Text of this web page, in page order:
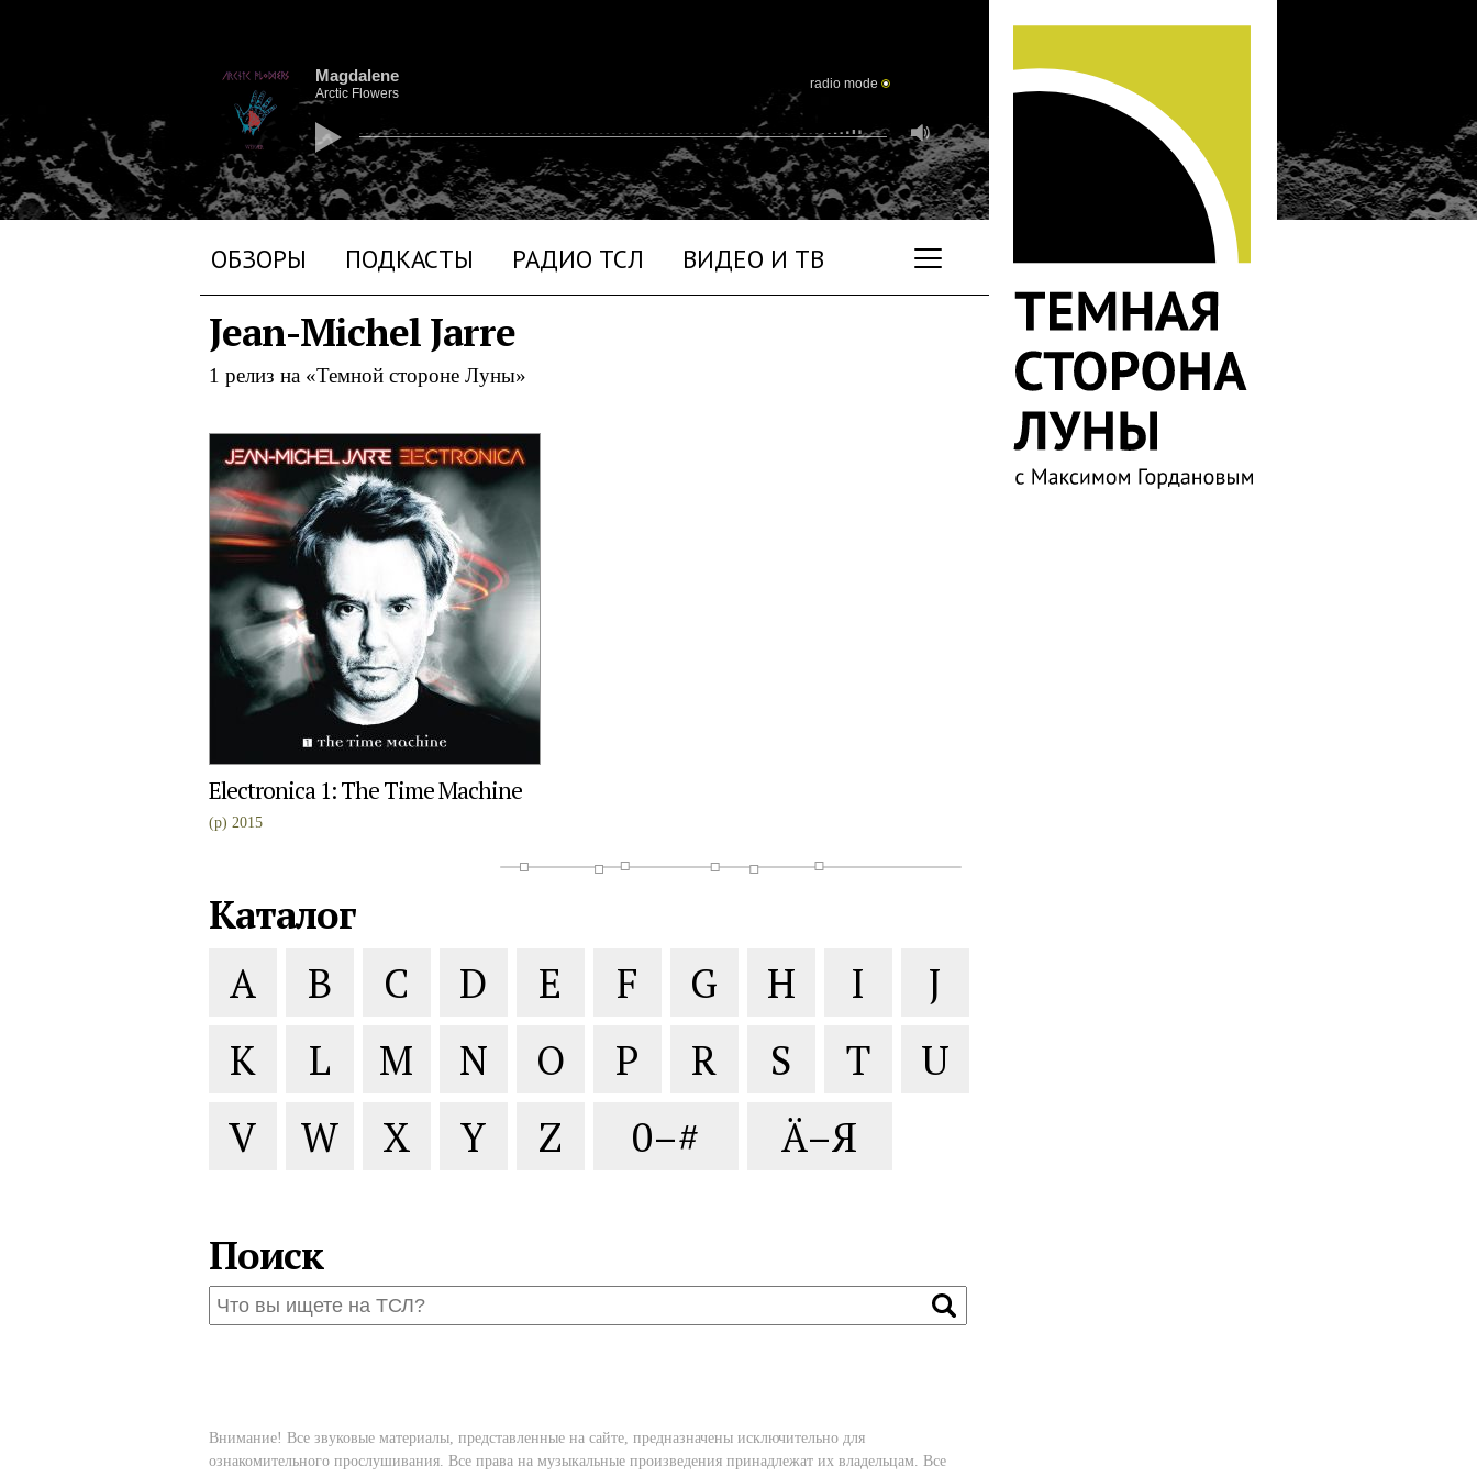
ОБЗОРЫ ПОДКАСТЫ РАДИО ТСЛ ВИДЕО И ТВ
Magdalene
Arctic Flowers
radio mode
Jean-Michel Jarre
1 релиз на «Темной стороне Луны»
Electronica 1: The Time Machine
(p) 2015
Каталог
A B C D E F G H I
J
K
L M N O P R S T
U
V
W X Y Z 0–# Ä–Я
Поиск
Внимание! Все звуковые материалы, представленные на сайте, предназначены исключительно для
ознакомительного прослушивания. Все права на музыкальные произведения принадлежат их владельцам. Все